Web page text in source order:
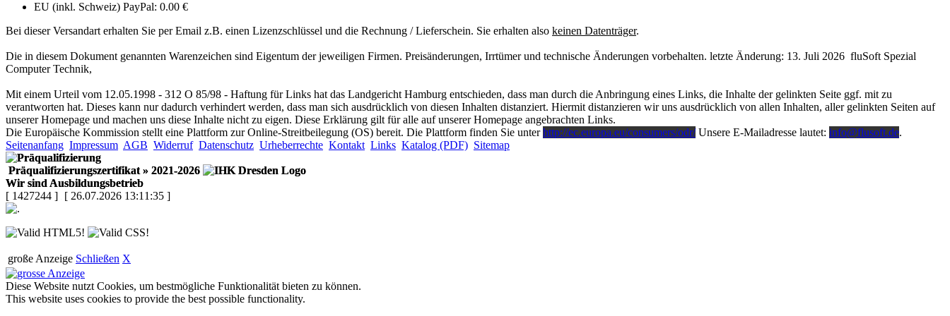
EU (inkl. Schweiz) PayPal: 0.00 €
Bei dieser Versandart erhalten Sie per Email z.B. einen Lizenzschlüssel und die Rechnung / Lieferschein. Sie erhalten also keinen Datenträger.
Die in diesem Dokument genannten Warenzeichen sind Eigentum der jeweiligen Firmen. Preisänderungen, Irrtümer und technische Änderungen vorbehalten. letzte Änderung: 13. Juli 2026 fluSoft Spezial
Computer Technik,
Mit einem Urteil vom 12.05.1998 - 312 O 85/98 - Haftung für Links hat das Landgericht Hamburg entschieden, dass man durch die Anbringung eines Links, die Inhalte der gelinkten Seite ggf. mit zu
verantworten hat. Dieses kann nur dadurch verhindert werden, dass man sich ausdrücklich von diesen Inhalten distanziert. Hiermit distanzieren wir uns ausdrücklich von allen Inhalten, aller gelinkten Seiten auf
unserer Homepage und machen uns diese Inhalte nicht zu eigen. Diese Erklärung gilt für alle auf unserer Homepage angebrachten Links.
Die Europäische Kommission stellt eine Plattform zur Online-Streitbeilegung (OS) bereit. Die Plattform finden Sie unterhttp://ec.europa.eu/consumers/odr/Unsere E-Mailadresse lautet: info@flusoft.de.
Seitenanfang Impressum AGB Widerruf Datenschutz Urheberrechte Kontakt Links Katalog (PDF) Sitemap
Präqualifizierungszertifikat » 2021-2026
Wir sind Ausbildungsbetrieb
[ 1427244 ] [ 26.07.2026 13:11:35 ]
große Anzeige Schließen X
Diese Website nutzt Cookies, um bestmögliche Funktionalität bieten zu können.
This website uses cookies to provide the best possible functionality.